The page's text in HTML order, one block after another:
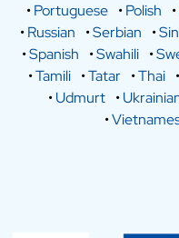
•Portuguese •Polish •
•Russian •Serbian •
•Spanish •Swahili •
•Tamili •Tatar •Thai •
•Udmurt •
•